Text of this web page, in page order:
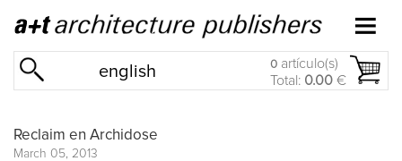
english 0 artículo(s)
Total: 0.00 €
Reclaim en Archidose
March 05, 2013